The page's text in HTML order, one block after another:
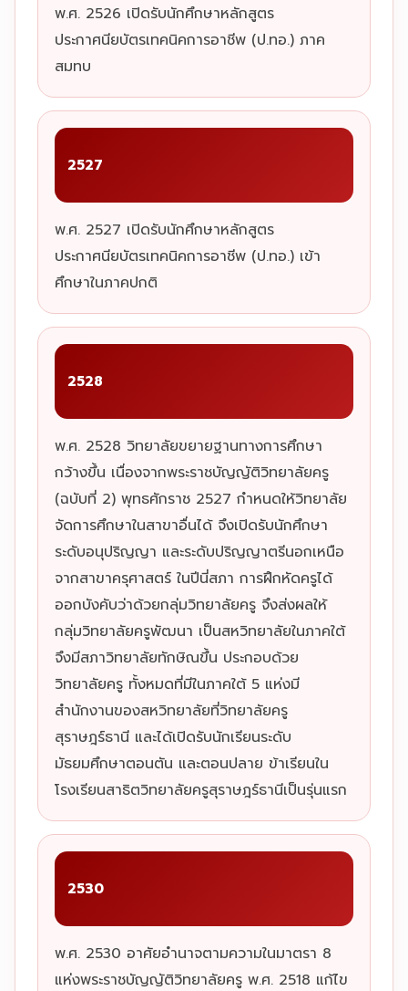
พ.ศ. 2526 เปิดรับนักศึกษาหลักสูตร
ประกาศนียบัตรเทคนิคการอาชีพ (ป.ทอ.) ภาค
สมทบ
2527
พ.ศ. 2527 เปิดรับนักศึกษาหลักสูตร
ประกาศนียบัตรเทคนิคการอาชีพ (ป.ทอ.) เข้า
ศึกษาในภาคปกติ
2528
พ.ศ. 2528 วิทยาลัยขยายฐานทางการศึกษา
กว้างขึ้น เนื่องจากพระราชบัญญัติวิทยาลัยครู
(ฉบับที่ 2) พุทธศักราช 2527 กำหนดให้วิทยาลัย
จัดการศึกษาในสาขาอื่นได้ จึงเปิดรับนักศึกษา
ระดับอนุปริญญา และระดับปริญญาตรีนอกเหนือ
จากสาขาครุศาสตร์ ในปีนี่สภา การฝึกหัดครูได้
ออกบังคับว่าด้วยกลุ่มวิทยาลัยครู จึงส่งผลให้
กลุ่มวิทยาลัยครูพัฒนา เป็นสหวิทยาลัยในภาคใต้
จึงมีสภาวิทยาลัยทักษิณขึ้น ประกอบด้วย
วิทยาลัยครู ทั้งหมดที่มีในภาคใต้ 5 แห่งมี
สำนักงานของสหวิทยาลัยที่วิทยาลัยครู
สุราษฎร์ธานี และได้เปิดรับนักเรียนระดับ
มัธยมศึกษาตอนตัน และตอนปลาย ข้าเรียนใน
โรงเรียนสาธิตวิทยาลัยครูสุราษฎร์ธานีเป็นรุ่นแรก
2530
พ.ศ. 2530 อาศัยอำนาจตามความในมาตรา 8
แห่งพระราชบัญญัติวิทยาลัยครู พ.ศ. 2518 แก้ไข